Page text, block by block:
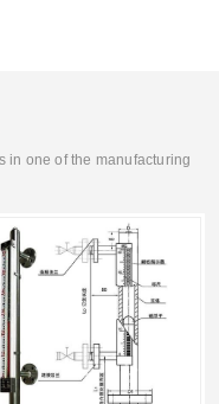
in one of the manufacturing